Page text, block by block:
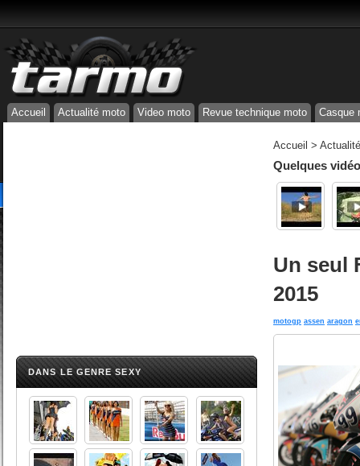
Accueil Actualité moto Video moto Revue technique moto Casque
DANS LE GENRE SEXY
Accueil >
Quelques
Un seul
2015
motogp assen aragon